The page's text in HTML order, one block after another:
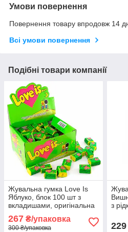
Умови повернення
Повернення товару впродовж 14
Всі умови повернення
Подібні товари компанії
Жувальна гумка Love Is
Яблуко, блок 100 шт з
вкладишами, оригінальна
подарунок
267 ₴/упаковка
300 ₴/упаковка
з
229